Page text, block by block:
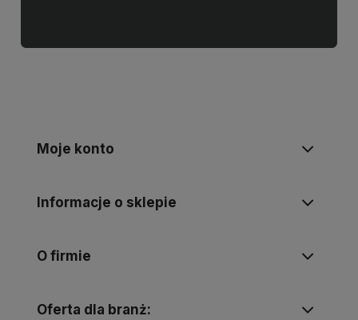
Moje konto
Informacje o sklepie
O firmie
Oferta dla branż: